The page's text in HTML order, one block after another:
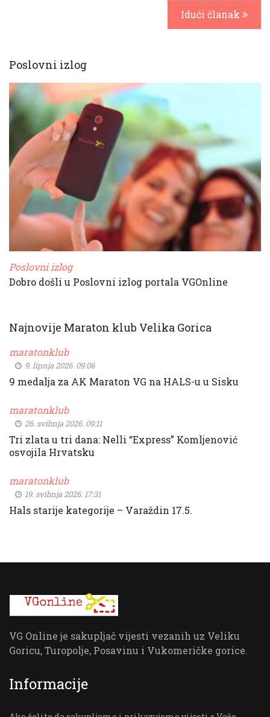
Idući članak
Poslovni izlog
Poslovni izlog
Dobro došli u Poslovni izlog portala VGOnline
Najnovije Maraton klub Velika Gorica
maratonklub
9. lipnja 2026. 09:06
9 medalja za AK Maraton VG na HALS-u u Sisku
maratonklub
26. svibnja 2026. 09:11
Tri zlata u tri dana: Nelli “Express” Komljenović
osvojila Hrvatsku
maratonklub
19. svibnja 2026. 17:31
Hals starije kategorije – Varaždin 17.5.
VG Online je sakupljač vijesti vezanih uz Veliku
Goricu, Turopolje, Posavinu i Vukomeričke gorice.
Informacije